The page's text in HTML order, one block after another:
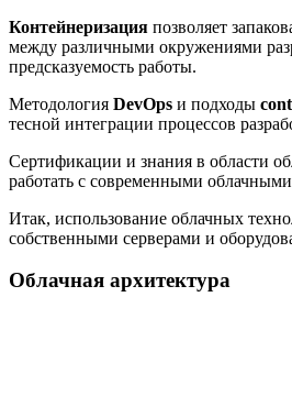
Контейнеризация позволяет
между различными окружениями
предсказуемость работы.
Методология DevOps и подходы
тесной интеграции процессов
Сертификации и знания в области
работать с современными
Итак, использование облачных
собственными серверами и
Облачная архитектура